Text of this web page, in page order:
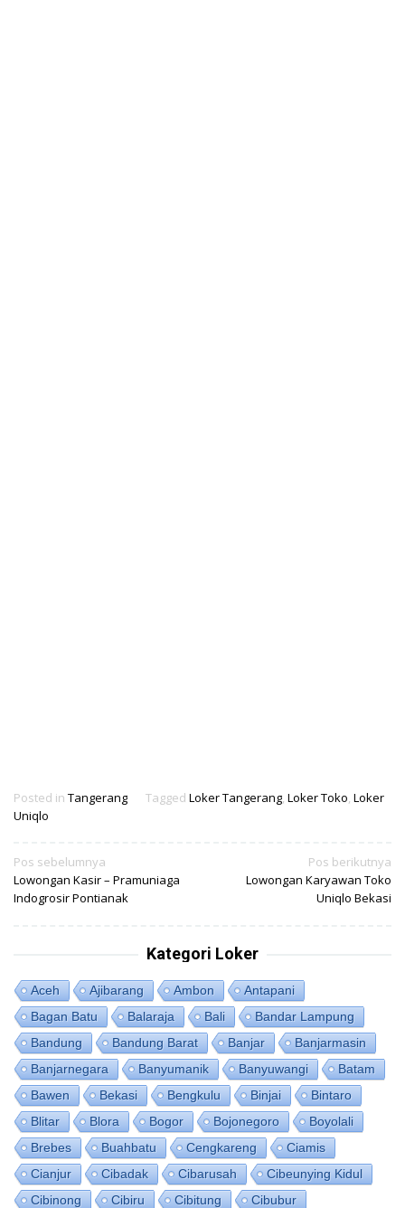
Posted in Tangerang Tagged Loker Tangerang Loker Toko Loker
Uniqlo
Navigasi
pos
Pos sebelumnya
Lowongan Kasir – Pramuniaga
Indogrosir Pontianak
Pos berikutnya
Lowongan Karyawan Toko
Uniqlo Bekasi
Kategori Loker
Aceh Ajibarang Ambon
Antapani
Bagan Batu
Balaraja Bali
Bandar Lampung
Bandung
Bandung Barat Banjar
Banjarmasin
Banjarnegara
Banyumanik Banyuwangi
Batam
Bawen
Bekasi Bengkulu Binjai
Bintaro
Blitar
Blora Bogor Bojonegoro
Boyolali
Brebes
Buahbatu Cengkareng
Ciamis
Cianjur
Cibadak Cibarusah
Cibeunying Kidul
Cibinong
Cibiru Cibitung
Cibubur